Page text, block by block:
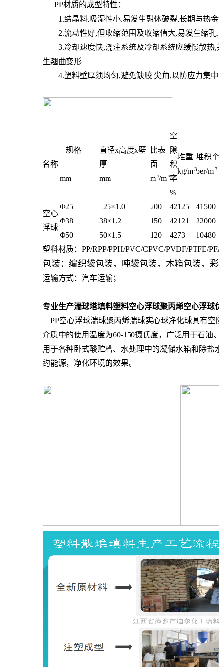
PP材质的成型特性：
1.结晶料,吸湿性小,易发生融体破裂,长期与热金
2.流动性好,但收缩范围及收缩值大,易发生缩孔.
3.冷却速度快,浇注系统及冷却系统应缓慢散热,
生翘曲变形
4.塑料壁厚须均匀,避免缺胶,尖角,以防应力集
名称
规格
mm
直径x高度x壁
厚
mm
比表
面
m2/m3
空
隙
积
率
%
堆重
kg/m3
堆积
per/m3
空心
浮球
Φ25 25×1.0 200 42125
41500
Φ38
38×1.2 150 42121
22000
Φ50
50×1.5 120 4273
10480
塑料材质：PP/RPP/PPH/PVC/CPVC/PVDF/PTFE/
包装：编织袋包装，吨袋包装，木箱包装，
运输方式：汽车运输；
专业生产湍球塔填料塑料空心浮球聚丙烯空心浮
PP空心浮球湍球聚丙烯湍球实心球净化球具有
介质中的使用温度为60-150摄氏度，广泛用于石
用于各种卧式酸贮槽、水处理中的凝储水箱和除
约能源，净化环境的效果。